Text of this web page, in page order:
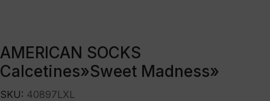
AMERICAN SOCKS
Calcetines»Sweet Madness»
SKU: 40897LXL